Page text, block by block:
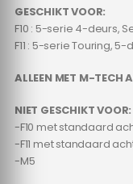
GESCHIKT VOOR:
F10 : 5-serie 4-deurs,
F11 : 5-serie Touring,
ALLEEN MET M-TECH
NIET GESCHIKT VOOR:
-F10 met standaard
-F11 met standaard
-M5